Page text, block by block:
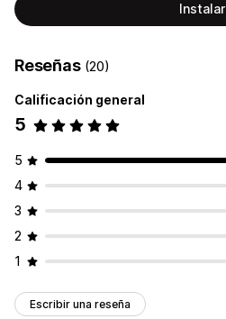
Instalar
Reseñas (20)
Calificación general
5
5
4
3
2
1
Escribir una reseña